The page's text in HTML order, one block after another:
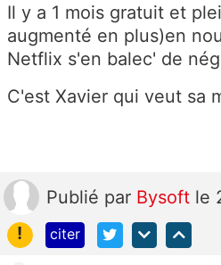
Il y a 1 mois gratuit et
augmenté en plus)en
Netflix s'en balec' de
C'est Xavier qui veut sa
Publié par Bysoft le
!
citer